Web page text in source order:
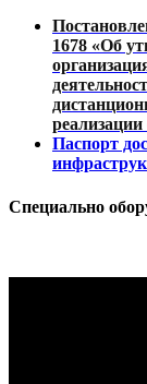
1678 «Об
Паспорт
Специально